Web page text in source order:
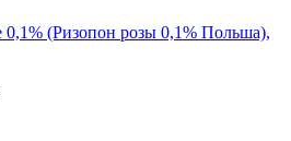
0,1% (Ризопон розы 0,1% Польша),